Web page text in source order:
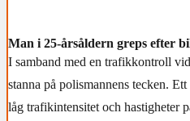
Man i 25-årsåldern greps efter
I samband med en trafikkontroll
stanna på polismannens tecken.
låg trafikintensitet och hastigheter